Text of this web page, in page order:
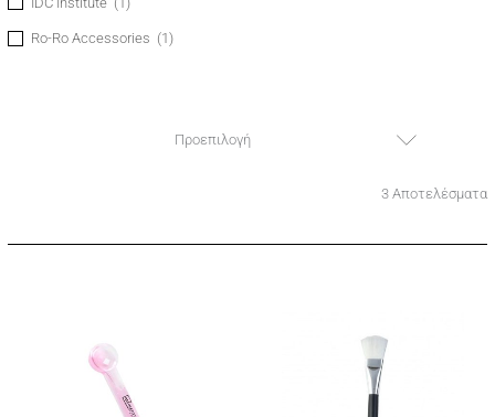
Ro-Ro Accessories (1)
3 Αποτελέσματα
Προεπιλογή